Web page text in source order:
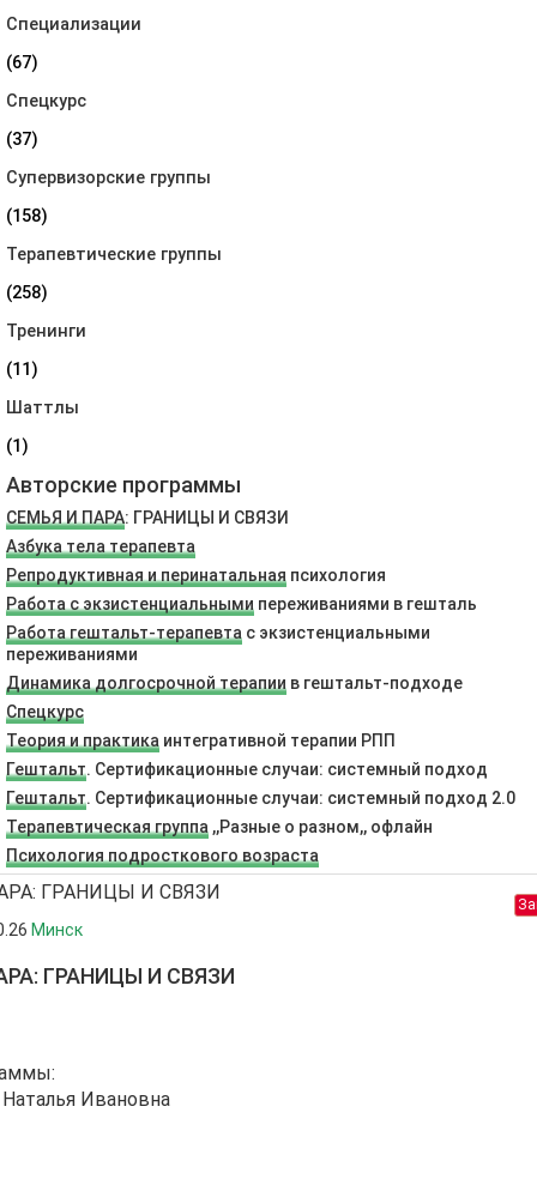
Специализации
(67)
Спецкурс
(37)
Супервизорские группы
(158)
Терапевтические группы
(258)
Тренинги
(11)
Шаттлы
(1)
Авторские программы
СЕМЬЯ И ПАРА: ГРАНИЦЫ И СВЯЗИ
Азбука тела терапевта
Репродуктивная и перинатальная психология
Работа с экзистенциальными переживаниями в гешталь
Работа гештальт-терапевта с экзистенциальными
переживаниями
Динамика долгосрочной терапии в гештальт-подходе
Спецкурс
Теория и прaктика интегративной терaпии РПП
Гештальт. Сертификационные случаи: системный подход
Гештальт. Сертификационные случаи: системный подход 2.0
Терапевтическая группа ,,Разные о разном,, офлайн
Психология подросткового возраста
Минск
ГРАНИЦЫ И СВЯЗИ
Ивановна